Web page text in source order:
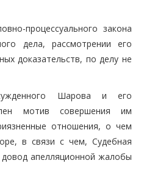
процессуального закона
дела, рассмотрении его
доказательств, по делу не
Шарова и его
мотив совершения им
отношения, о чем
в связи с чем, Судебная
довод апелляционной жалобы